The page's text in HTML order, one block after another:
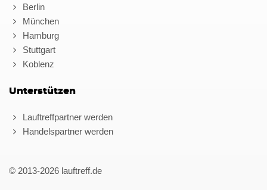
Berlin
München
Hamburg
Stuttgart
Koblenz
Unterstützen
Lauftreffpartner werden
Handelspartner werden
© 2013-2026 lauftreff.de